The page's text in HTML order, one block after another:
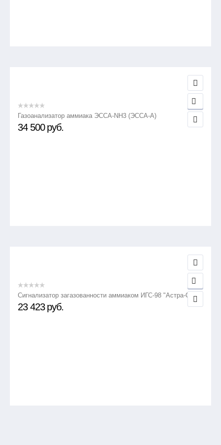
Газоанализатор аммиака ЭССА-NH3 (ЭССА-А)
34 500 руб.
Сигнализатор загазованности аммиаком ИГС-98 "Астра-СВ"
23 423 руб.